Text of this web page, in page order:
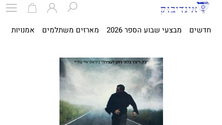
חדשים מבצעי שבוע הספר 2026 מארזים משתלמים אמנויות